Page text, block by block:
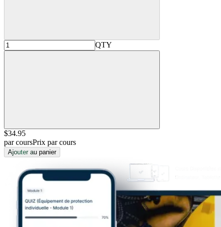
QTY
$34.95
par coursPrix par cours
Ajouter au panier